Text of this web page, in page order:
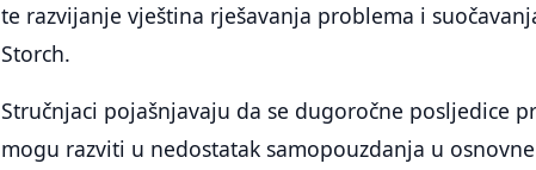
te razvijanje vještina rješavanja problema i
Storch.
Stručnjaci pojašnjavaju da se dugoročne posljedice
mogu razviti u nedostatak samopouzdanja u